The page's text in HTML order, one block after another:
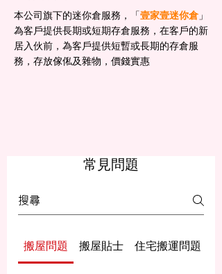
本公司旗下的迷你倉服務，「壹家壹迷你倉 」
為客戶提供長期或短期存倉服務，在客戶的新
居入伙前，為客戶提供短暫或長期的存倉服
務，存放傢俬及雜物，價錢實惠
常見問題
搬屋問題 搬屋貼士 住宅搬運問題